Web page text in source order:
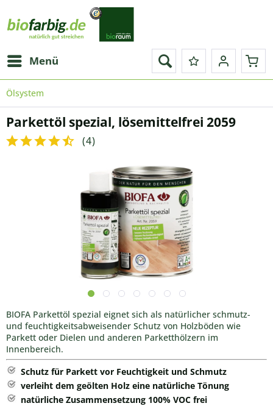
Menü
Ölsystem
Parkettöl spezial, lösemittelfrei 2059
(4)
BIOFA Parkettöl spezial eignet sich als natürlicher schmutz-
und feuchtigkeitsabweisender Schutz von Holzböden wie
Parkett oder Dielen und anderen Parketthölzern im
Innenbereich.
Schutz für Parkett vor Feuchtigkeit und Schmutz
verleiht dem geölten Holz eine natürliche Tönung
natürliche Zusammensetzung 100% VOC frei